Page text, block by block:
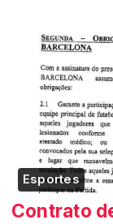
Esportes
Contrato